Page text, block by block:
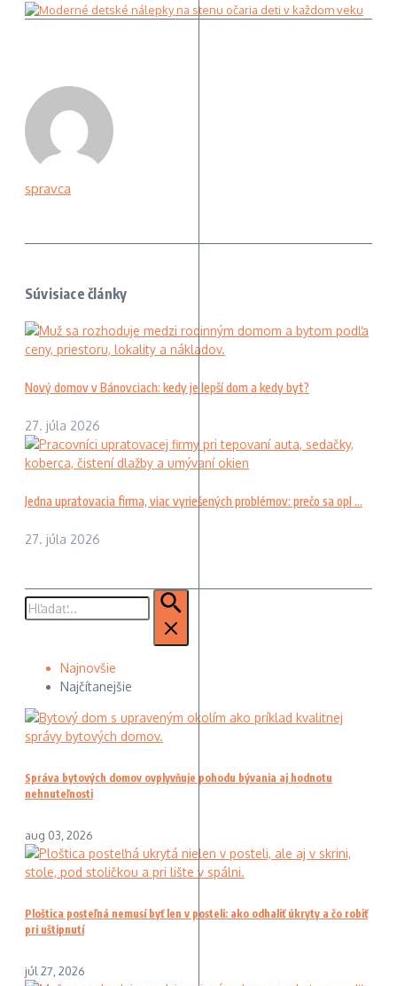
spravca
Súvisiace články
Nový domov v Bánovciach: kedy je lepší dom a kedy byt?
27. júla 2026
Jedna upratovacia firma, viac vyriešených problémov: prečo sa opl ...
27. júla 2026
Hľadať:
Najnovšie
Najčítanejšie
Správa bytových domov ovplyvňuje pohodu bývania aj hodnotu
nehnuteľnosti
aug 03, 2026
Ploštica posteľná nemusí byť len v posteli: ako odhaliť úkryty a čo robiť
pri uštipnutí
júl 27, 2026